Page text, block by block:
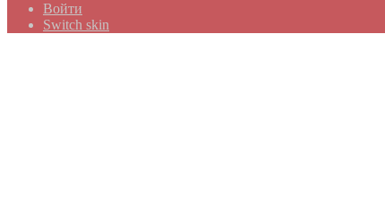
Войти
Switch skin